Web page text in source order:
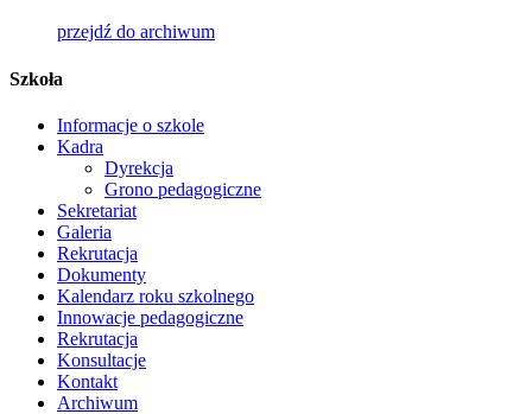
przejdź do archiwum
Szkoła
Informacje o szkole
Kadra
Dyrekcja
Grono pedagogiczne
Sekretariat
Galeria
Rekrutacja
Dokumenty
Kalendarz roku szkolnego
Innowacje pedagogiczne
Rekrutacja
Konsultacje
Kontakt
Archiwum